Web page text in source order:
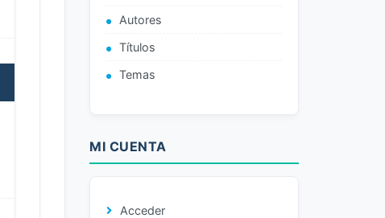
Autores
Títulos
Temas
MI CUENTA
Acceder